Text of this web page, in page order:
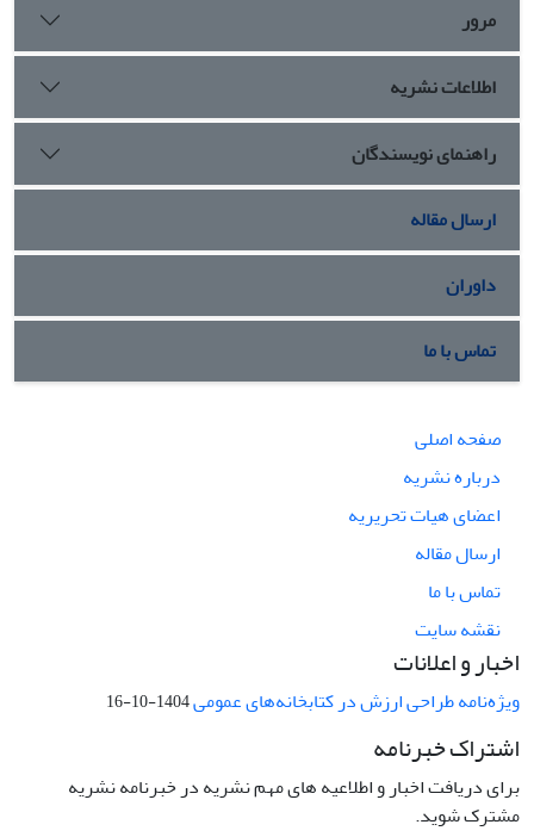
مرور
اطلاعات نشریه
راهنمای نویسندگان
ارسال مقاله
داوران
تماس با ما
صفحه اصلی
درباره نشریه
اعضای هیات تحریریه
ارسال مقاله
تماس با ما
نقشه سایت
اخبار و اعلانات
ویژه‌نامه طراحی ارزش در کتابخانه‌های عمومی1404-10-16
اشتراک خبرنامه
برای دریافت اخبار و اطلاعیه های مهم نشریه در خبرنامه نشریه
مشترک شوید.